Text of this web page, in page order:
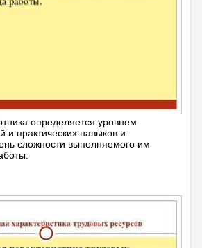
определяется уровнем
и практических навыков и
сложности выполняемого им